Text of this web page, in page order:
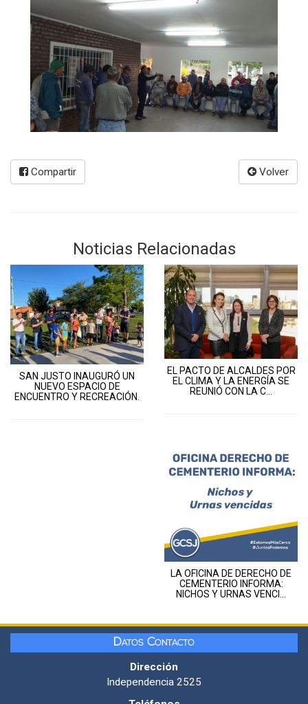
Compartir Volver
Noticias Relacionadas
SAN JUSTO INAUGURÓ UN
NUEVO ESPACIO DE
ENCUENTRO Y RECREACIÓN.
EL PACTO DE ALCALDES POR
EL CLIMA Y LA ENERGÍA SE
REUNIÓ CON LA C...
LA OFICINA DE DERECHO DE
CEMENTERIO INFORMA:
NICHOS Y URNAS VENCI...
Datos Contacto
Dirección
Independencia 2525